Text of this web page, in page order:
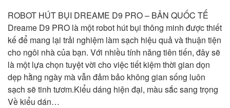
ROBOT HÚT BỤI DREAME D9 PRO – BẢN QUỐC TẾ
Dreame D9 PRO là một robot hút bụi thông minh được thiết
kế để mang lại trải nghiệm làm sạch hiệu quả và thuận tiện
cho ngôi nhà của bạn. Với nhiều tính năng tiên tiến, đây sẽ
là một lựa chọn tuyệt vời cho việc tiết kiệm thời gian dọn
dẹp hằng ngày mà vẫn đảm bảo không gian sống luôn
sạch sẽ tinh tươm.Kiểu dáng hiện đại, màu sắc sang trọng
Về kiểu dán…